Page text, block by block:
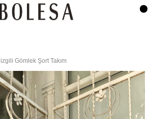
Gömlek Şort Takım